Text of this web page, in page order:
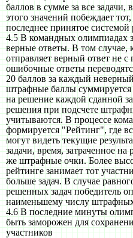
баллов в сумме за все задачи,
этого значений побеждает
последнее принятое
4.5 В командных олимпиадах
верные ответы. В том случае,
отправляет верный ответ не
ошибочные ответы
20 баллов за каждый
штрафные баллы суммируется
на решение каждой сданной
решения при подсчете
учитываются. В процессе
формируется "Рейтинг", где
могут видеть текущие
задачи, время, затраченное на
же штрафные очки. Более
рейтинге занимает тот
больше задач. В случае
решенных задач победитель
наименьшему числу
4.6 В последние минуты
быть заморожен для
участников